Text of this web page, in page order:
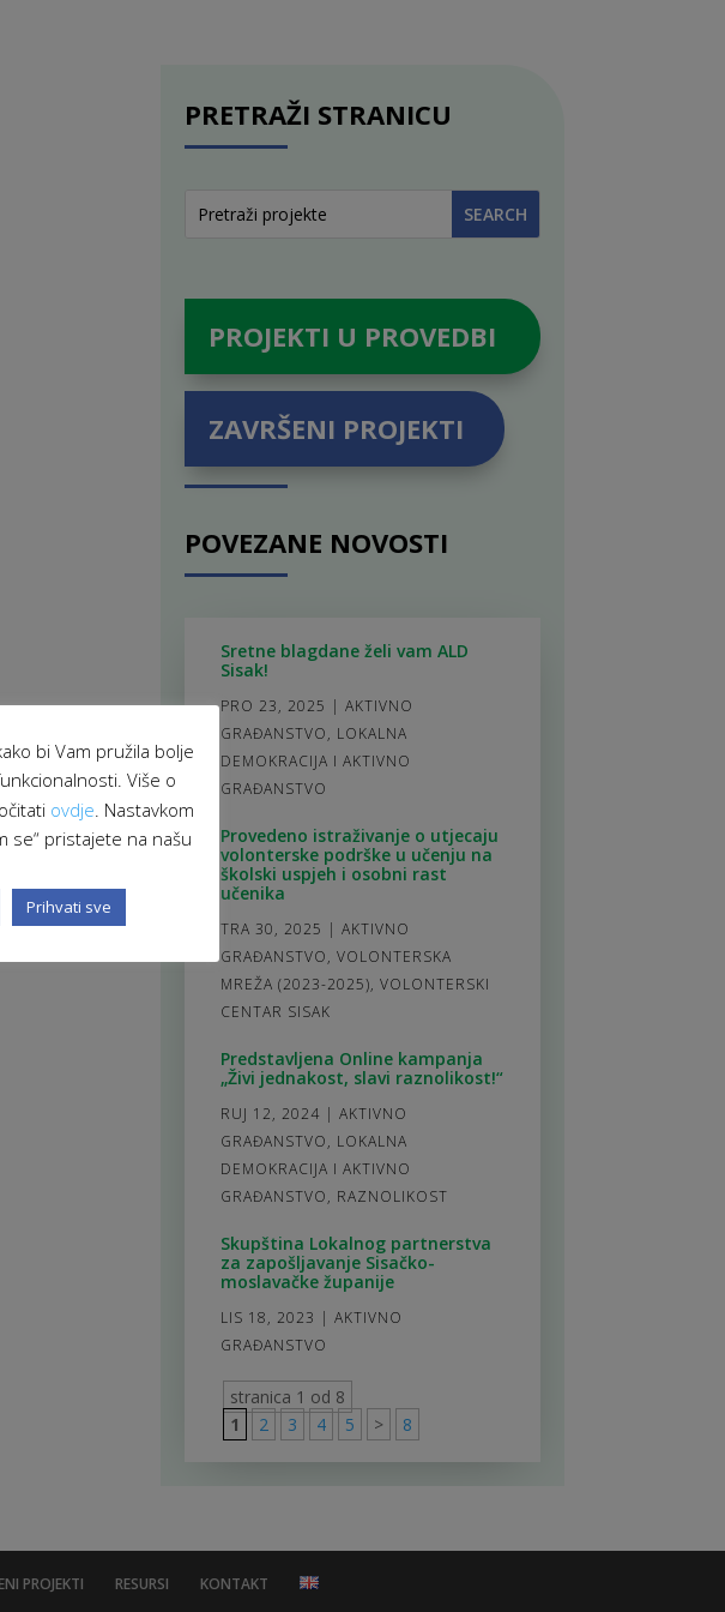
PRETRAŽI STRANICU
PROJEKTI U PROVEDBI
ZAVRŠENI PROJEKTI
POVEZANE NOVOSTI
Sretne blagdane želi vam ALD
Sisak!
PRO 23, 2025 | AKTIVNO
GRAĐANSTVO, LOKALNA
DEMOKRACIJA I AKTIVNO
GRAĐANSTVO
Provedeno istraživanje o utjecaju
volonterske podrške u učenju na
školski uspjeh i osobni rast
učenika
TRA 30, 2025 | AKTIVNO
GRAĐANSTVO, VOLONTERSKA
MREŽA (2023-2025), VOLONTERSKI
CENTAR SISAK
Predstavljena Online kampanja
„Živi jednakost, slavi raznolikost!“
RUJ 12, 2024 | AKTIVNO
GRAĐANSTVO, LOKALNA
DEMOKRACIJA I AKTIVNO
GRAĐANSTVO, RAZNOLIKOST
Skupština Lokalnog partnerstva
za zapošljavanje Sisačko-
moslavačke županije
LIS 18, 2023 | AKTIVNO
GRAĐANSTVO
stranica 1 od 8
1
2 3 4 5 > 8
PROJEKTI RESURSI KONTAKT
bi Vam pružila bolje
Više o
ovdje . Nastavkom
se“ pristajete na našu
Prihvati sve